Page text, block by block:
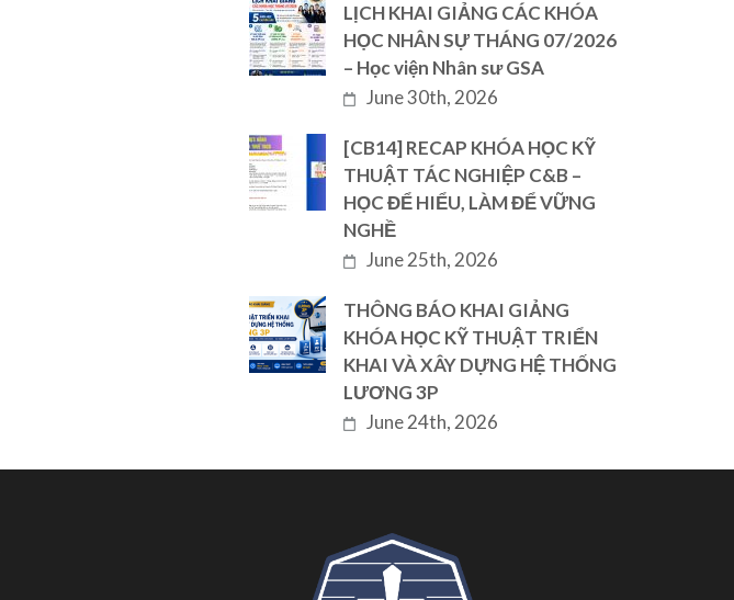
LỊCH KHAI GIẢNG CÁC KHÓA
HỌC NHÂN SỰ THÁNG 07/2026
– Học viện Nhân sư GSA
June 30th, 2026
[CB14] RECAP KHÓA HỌC KỸ
THUẬT TÁC NGHIỆP C&B –
HỌC ĐỂ HIỂU, LÀM ĐỂ VỮNG
NGHỀ
June 25th, 2026
THÔNG BÁO KHAI GIẢNG
KHÓA HỌC KỸ THUẬT TRIỂN
KHAI VÀ XÂY DỰNG HỆ THỐNG
LƯƠNG 3P
June 24th, 2026